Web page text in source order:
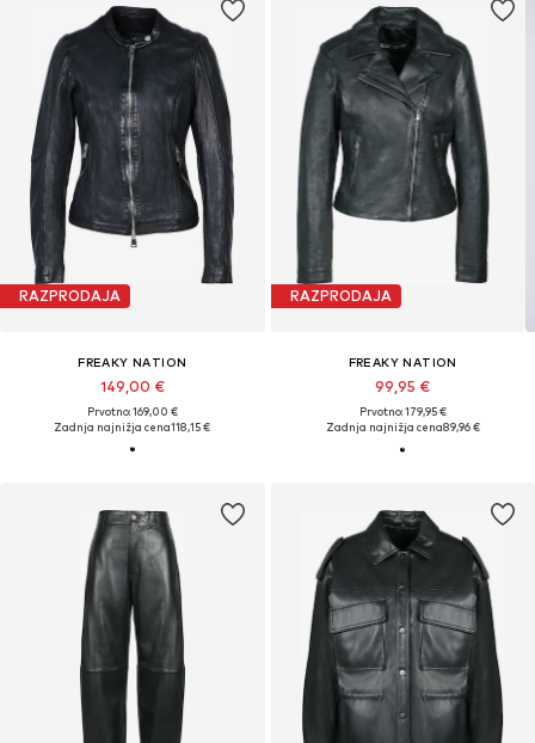
RAZPRODAJA
FREAKY NATION
149,00 €
Prvotno: 169,00 €
Zadnja najnižja cena118,15 €
RAZPRODAJA
FREAKY NATION
99,95 €
Prvotno: 179,95 €
Zadnja najnižja cena89,96 €